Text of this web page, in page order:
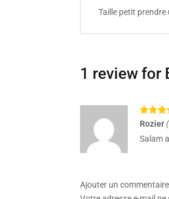
Taille petit prendre
1 review for
Note5
Rozier
Salam
Ajouter un commentaire